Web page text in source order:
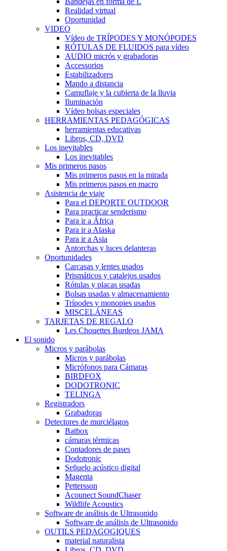
Realidad virtual
Oportunidad
VIDEO
Vídeo de TRÍPODES Y MONÓPODES
RÓTULAS DE FLUIDOS para vídeo
AUDIO micrós y grabadoras
Accessorios
Estabilizadores
Mando a distancia
Camuflaje y la cubierta de la lluvia
Iluminación
Vídeo bolsas especiales
HERRAMIENTAS PEDAGÓGICAS
herramientas educativas
Libros, CD, DVD
Los inevitables
Los inevitables
Mis primeros pasos
Mis primeros pasos en la mirada
Mis primeros pasos en macro
Asistencia de viaje
Para el DEPORTE OUTDOOR
Para practicar senderismo
Para ir a África
Para ir a Alaska
Para ir a Asia
Antorchas y luces delanteras
Oportunidades
Carcasas y lentes usados
Prismáticos y catalejos usados
Rótulas y placas usadas
Bolsas usadas y almacenamiento
Trípodes y monopies usados
MISCELÁNEAS
TARJETAS DE REGALO
Les Chouettes Burdeos JAMA
El sonido
Micros y parábolas
Micros y parábolas
Micrófonos para Cámaras
BIRDFOX
DODOTRONIC
TELINGA
Registradors
Grabadoras
Detectores de murciélagos
Batbox
cámaras térmicas
Contadores de pases
Dodotronic
Señuelo acústico digital
Magenta
Pettersson
Acounect SoundChaser
Wildlife Acoustics
Software de análisis de Ultrasonido
Software de análisis de Ultrasonido
OUTILS PEDAGOGIQUES
material naturalista